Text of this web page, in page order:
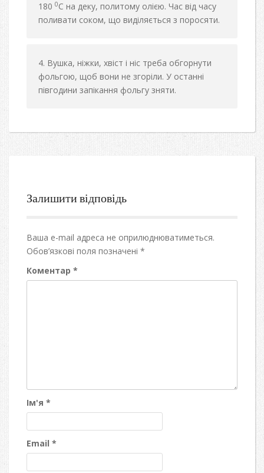
180 0С на деку, политому олією. Час від часу
поливати соком, що виділяється з поросяти.
Вушка, ніжки, хвіст і ніс треба обгорнути
фольгою, щоб вони не згоріли. У останні
півгодини запікання фольгу зняти.
Залишити відповідь
Ваша e-mail адреса не оприлюднюватиметься.
Обов’язкові поля позначені *
Коментар *
Ім'я *
Email *